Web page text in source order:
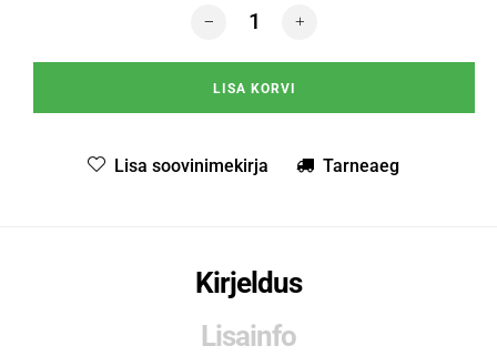
CanisterTap S10L 23/51mm
LISA KORVI
Lisa soovinimekirja Tarneaeg
Kirjeldus
Lisainfo